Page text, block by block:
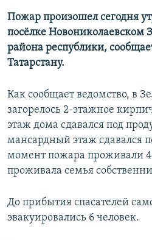
Все сайты РСЕ/РС
Пожар произошел сегодня
посёлке Новониколаевском
района республики,
Татарстану.
Как сообщает ведомство, в
загорелось 2-этажное
этаж дома сдавался под
мансардный этаж сдавался
момент пожара проживали 4
проживала семья
До прибытия спасателей
эвакуировались 6 человек.